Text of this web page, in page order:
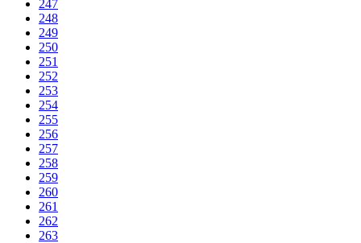
247
248
249
250
251
252
253
254
255
256
257
258
259
260
261
262
263